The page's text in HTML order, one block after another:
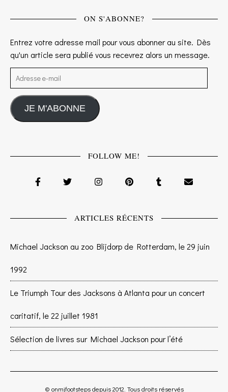
ON S'ABONNE?
Entrez votre adresse mail pour vous abonner au site. Dès
qu'un article sera publié vous recevrez alors un message.
Adresse e-mail
JE M'ABONNE
FOLLOW ME!
ARTICLES RÉCENTS
Michael Jackson au zoo Blijdorp de Rotterdam, le 29 juin
1992
Le Triumph Tour des Jacksons à Atlanta pour un concert
caritatif, le 22 juillet 1981
Sélection de livres sur Michael Jackson pour l’été
© onmjfootsteps depuis 2012. Tous droits réservés